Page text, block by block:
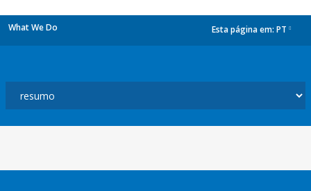
What We Do Esta página em: PT